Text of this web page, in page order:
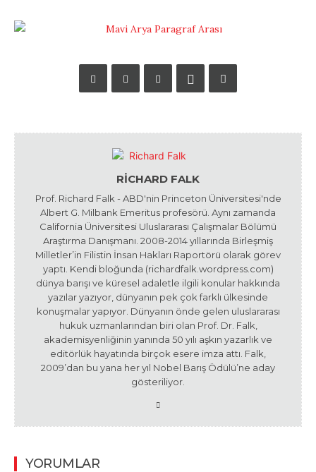
RICHARD FALK
Prof. Richard Falk - ABD'nin Princeton Üniversitesi'nde
Albert G. Milbank Emeritus profesörü. Aynı zamanda
California Üniversitesi Uluslararası Çalışmalar Bölümü
Araştırma Danışmanı. 2008-2014 yıllarında Birleşmiş
Milletler’in Filistin İnsan Hakları Raportörü olarak görev
yaptı. Kendi bloğunda (richardfalk.wordpress.com)
dünya barışı ve küresel adaletle ilgili konular hakkında
yazılar yazıyor, dünyanın pek çok farklı ülkesinde
konuşmalar yapıyor. Dünyanın önde gelen uluslararası
hukuk uzmanlarından biri olan Prof. Dr. Falk,
akademisyenliğinin yanında 50 yılı aşkın yazarlık ve
editörlük hayatında birçok esere imza attı. Falk,
2009’dan bu yana her yıl Nobel Barış Ödülü’ne aday
gösteriliyor.
YORUMLAR